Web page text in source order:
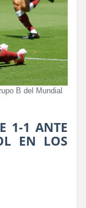
B del Mundial
1-1 ANTE
EN LOS